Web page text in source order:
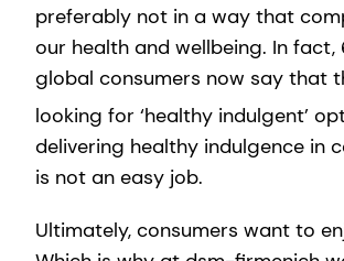
preferably not in a way that
our health and wellbeing. In fact,
global consumers now say that
looking for ‘healthy indulgent’
delivering healthy indulgence in
is not an easy job.
Ultimately, consumers want to